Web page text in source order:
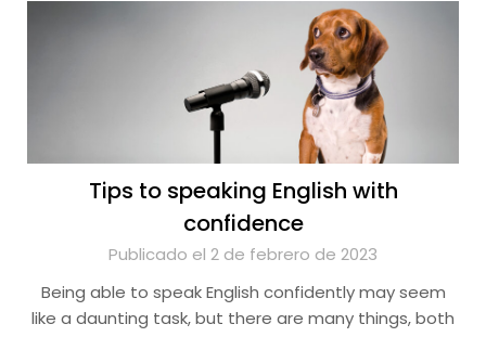
Tips to speaking English with
confidence
Publicado el 2 de febrero de 2023
Being able to speak English confidently may seem
like a daunting task, but there are many things, both